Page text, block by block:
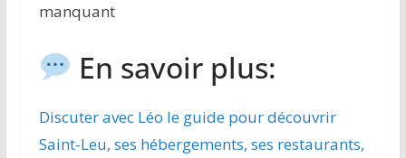
manquant
En savoir plus:
Discuter avec Léo le guide pour découvrir
Saint-Leu, ses hébergements, ses restaurants,